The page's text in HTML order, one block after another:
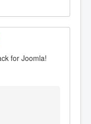
for Joomla!